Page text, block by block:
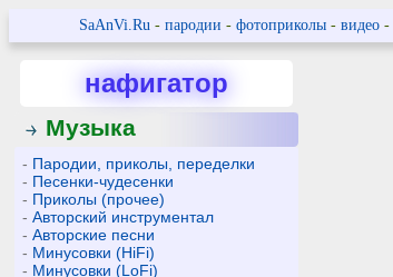
SaAnVi.Ru- пародии - фотоприколы- видео-
нафигатор
Музыка
- Пародии, приколы, переделки
- Песенки-чудесенки
- Приколы (прочее)
-Авторский инструментал
-Авторские песни
- Минусовки (HiFi)
- Минусовки (LoFi)